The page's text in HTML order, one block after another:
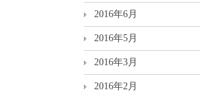
2016年6月
2016年5月
2016年3月
2016年2月